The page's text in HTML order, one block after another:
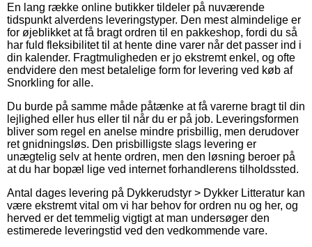
En lang række online butikker tildeler på nuværende
tidspunkt alverdens leveringstyper. Den mest almindelige er
for øjeblikket at få bragt ordren til en pakkeshop, fordi du så
har fuld fleksibilitet til at hente dine varer når det passer ind i
din kalender. Fragtmuligheden er jo ekstremt enkel, og ofte
endvidere den mest betalelige form for levering ved køb af
Snorkling for alle.
Du burde på samme måde påtænke at få varerne bragt til din
lejlighed eller hus eller til når du er på job. Leveringsformen
bliver som regel en anelse mindre prisbillig, men derudover
ret gnidningsløs. Den prisbilligste slags levering er
unægtelig selv at hente ordren, men den løsning beroer på
at du har bopæl lige ved internet forhandlerens tilholdssted.
Antal dages levering på Dykkerudstyr > Dykker Litteratur kan
være ekstremt vital om vi har behov for ordren nu og her, og
herved er det temmelig vigtigt at man undersøger den
estimerede leveringstid ved den vedkommende vare.